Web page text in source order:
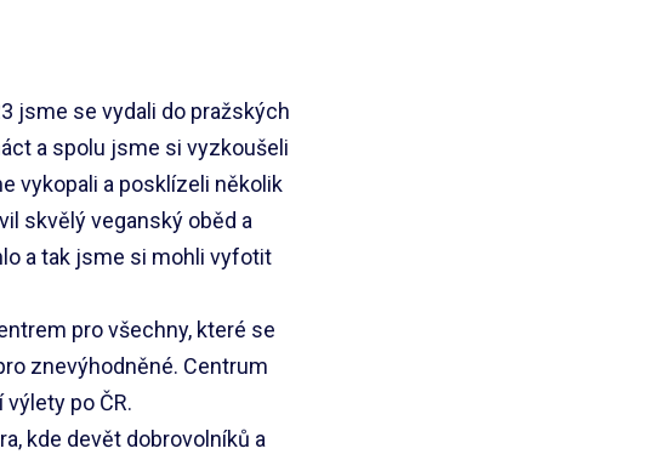
jsme se vydali do pražských
a spolu jsme si vyzkoušeli
vykopali a posklízeli několik
skvělý veganský oběd a
a tak jsme si mohli vyfotit
pro všechny, které se
znevýhodněné. Centrum
po ČR.
kde devět dobrovolníků a